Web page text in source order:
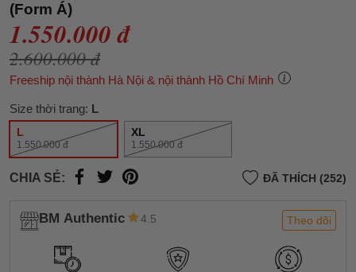
(Form Á)
1.550.000 đ
2.600.000 đ
Freeship nội thành Hà Nội & nội thành Hồ Chí Minh
Size thời trang: L
L
1.550.000 đ
XL
1.550.000 đ
CHIA SẺ: ĐÃ THÍCH (252)
BM Authentic 4.5 Theo dõi